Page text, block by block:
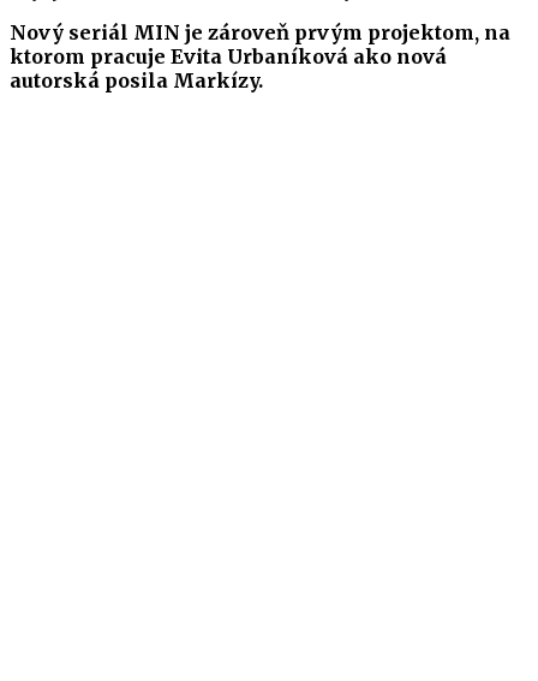
Nový seriál MIN je zároveň prvým projektom, na
ktorom pracuje Evita Urbaníková ako nová
autorská posila Markízy.